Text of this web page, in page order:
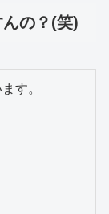
の？(笑)
す。